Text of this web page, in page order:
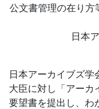
公文書管理の在り方
日本
日本アーカイブズ学
大臣に対し「アーカ
要望書を提出し、わ